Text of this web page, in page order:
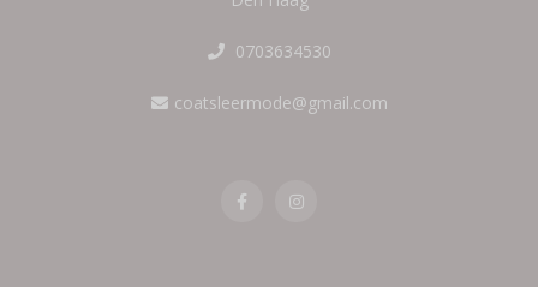
0703634530
coatsleermode@gmail.com